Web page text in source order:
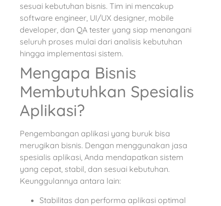
sesuai kebutuhan bisnis. Tim ini mencakup
software engineer, UI/UX designer, mobile
developer, dan QA tester yang siap menangani
seluruh proses mulai dari analisis kebutuhan
hingga implementasi sistem.
Mengapa Bisnis
Membutuhkan Spesialis
Aplikasi?
Pengembangan aplikasi yang buruk bisa
merugikan bisnis. Dengan menggunakan jasa
spesialis aplikasi, Anda mendapatkan sistem
yang cepat, stabil, dan sesuai kebutuhan.
Keunggulannya antara lain:
Stabilitas dan performa aplikasi optimal